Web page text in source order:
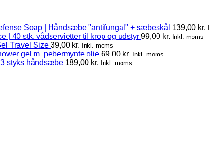
Soap | Håndsæbe "antifungal" + sæbeskål 139,00 kr.
| 40 stk. vådservietter til krop og udstyr 99,00 kr. Inkl. moms
Travel Size 39,00 kr. Inkl. moms
gel m. pebermynte olie 69,00 kr. Inkl. moms
styks håndsæbe 189,00 kr. Inkl. moms